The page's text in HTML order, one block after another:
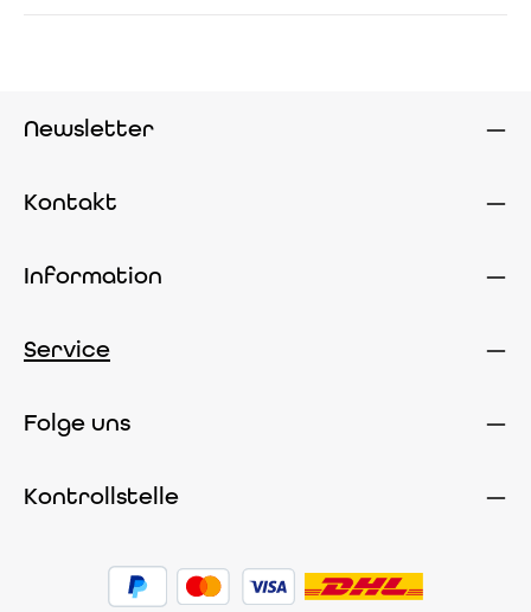
Newsletter
Kontakt
Information
Service
Folge uns
Kontrollstelle